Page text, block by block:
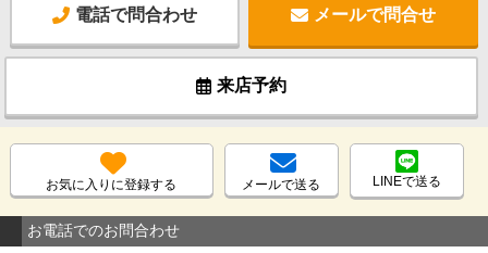
電話で問合わせ メールで問合せ
来店予約
お気に入りに登録する メールで送る LINEで送る
お電話でのお問合わせ